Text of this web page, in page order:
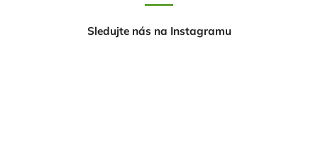
Sledujte nás na Instagramu